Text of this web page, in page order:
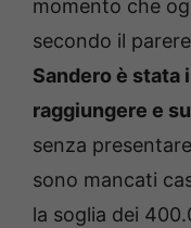
momento che
secondo il
Sandero è stata
raggiungere e
senza
sono mancati
la soglia dei